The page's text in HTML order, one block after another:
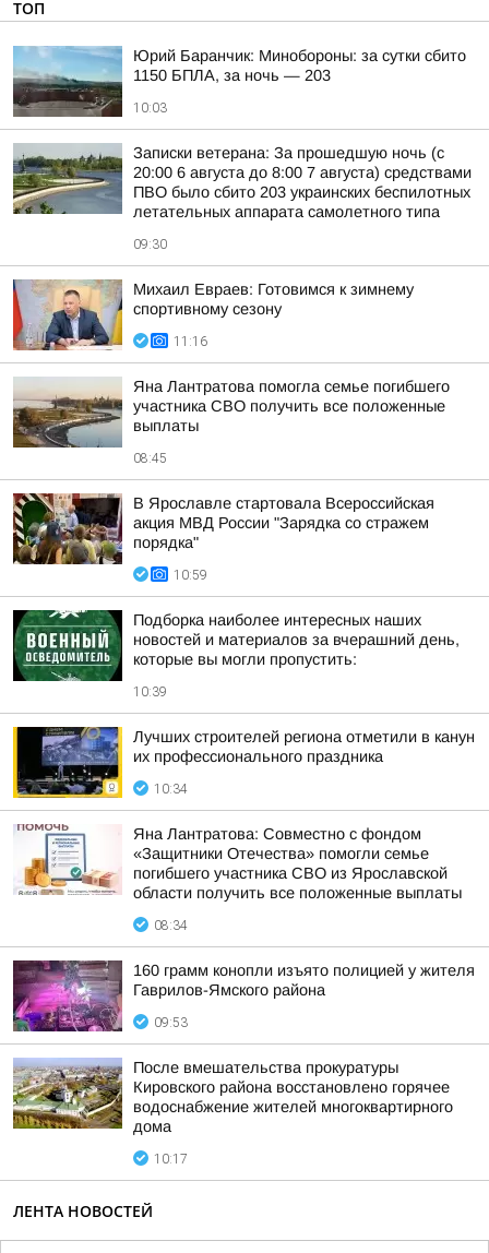
ТОП
Юрий Баранчик: Минобороны: за сутки сбито
1150 БПЛА, за ночь — 203
10:03
Записки ветерана: За прошедшую ночь (с
20:00 6 августа до 8:00 7 августа) средствами
ПВО было сбито 203 украинских беспилотных
летательных аппарата самолетного типа
09:30
Михаил Евраев: Готовимся к зимнему
спортивному сезону
11:16
Яна Лантратова помогла семье погибшего
участника СВО получить все положенные
выплаты
08:45
В Ярославле стартовала Всероссийская
акция МВД России "Зарядка со стражем
порядка"
10:59
Подборка наиболее интересных наших
новостей и материалов за вчерашний день,
которые вы могли пропустить:
10:39
Лучших строителей региона отметили в канун
их профессионального праздника
10:34
Яна Лантратова: Совместно с фондом
«Защитники Отечества» помогли семье
погибшего участника СВО из Ярославской
области получить все положенные выплаты
08:34
160 грамм конопли изъято полицией у жителя
Гаврилов-Ямского района
09:53
После вмешательства прокуратуры
Кировского района восстановлено горячее
водоснабжение жителей многоквартирного
дома
10:17
ЛЕНТА НОВОСТЕЙ